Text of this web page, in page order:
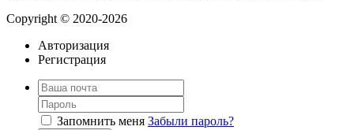
Copyright © 2020-2026
Авторизация
Регистрация
Запомнить меня Забыли пароль?